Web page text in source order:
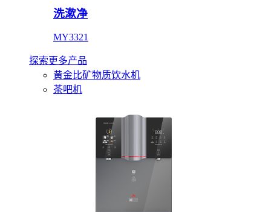
洗漱净
MY3321
探索更多产品
黄金比矿物质饮水机
茶吧机